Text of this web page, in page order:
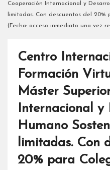
Cooperación Internacional y
limitadas. Con descuentos del 20%
(Fecha: acceso inmediato una vez
Centro
Formación
Máster
Internacional y
Humano
limitadas. Con
20% para